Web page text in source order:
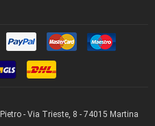
- Via Trieste, 8 - 74015 Martina